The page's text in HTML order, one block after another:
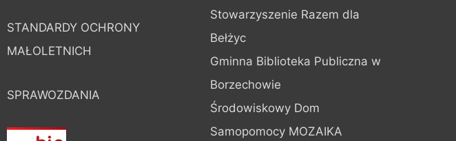
STANDARDY OCHRONY
MAŁOLETNICH
SPRAWOZDANIA
Stowarzyszenie Razem dla
Bełżyc
Gminna Biblioteka Publiczna w
Borzechowie
Środowiskowy Dom
Samopomocy MOZAIKA